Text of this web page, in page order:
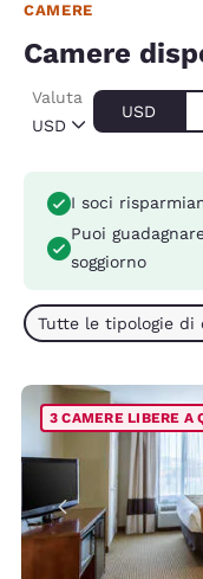
CAMERE
Camere
USD
Valuta
USD
I soci
Puoi
soggiorno
Tutte le tipologie di
3 CAMERE LIBERE A